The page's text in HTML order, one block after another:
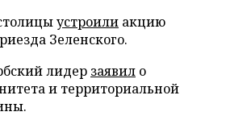
устроили акцию
Зеленского.
лидер заявил о
и территориальной